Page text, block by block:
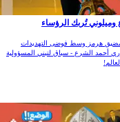
تُربك الرؤساء
هرمز وسط فوضى التهديدات
أحمد الشرع - سباق لتبني المسؤولية